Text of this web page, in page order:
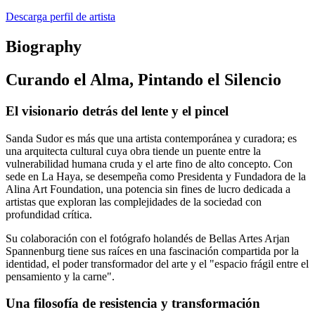
Descarga perfil de artista
Biography
Curando el Alma, Pintando el Silencio
El visionario detrás del lente y el pincel
Sanda Sudor es más que una artista contemporánea y curadora; es
una arquitecta cultural cuya obra tiende un puente entre la
vulnerabilidad humana cruda y el arte fino de alto concepto. Con
sede en La Haya, se desempeña como Presidenta y Fundadora de la
Alina Art Foundation, una potencia sin fines de lucro dedicada a
artistas que exploran las complejidades de la sociedad con
profundidad crítica.
Su colaboración con el fotógrafo holandés de Bellas Artes Arjan
Spannenburg tiene sus raíces en una fascinación compartida por la
identidad, el poder transformador del arte y el "espacio frágil entre el
pensamiento y la carne".
Una filosofía de resistencia y transformación